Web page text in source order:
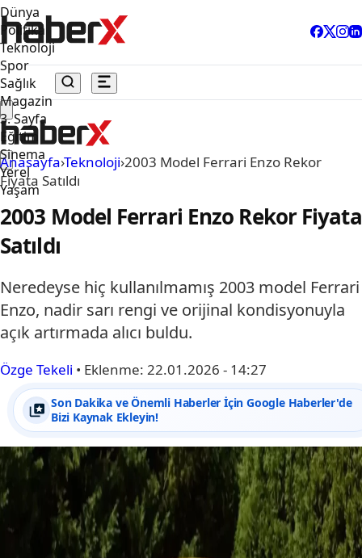
Dünya
Politika
Teknoloji
Spor
Sağlık
Magazin
3. Sayfa
Eğitim
Sinema
Yerel
Yaşam
Anasayfa›Teknoloji›2003 Model Ferrari Enzo Rekor
Fiyata Satıldı
2003 Model Ferrari Enzo Rekor Fiyata
Satıldı
Neredeyse hiç kullanılmamış 2003 model Ferrari
Enzo, nadir sarı rengi ve orijinal kondisyonuyla
açık artırmada alıcı buldu.
Özge Tekeli • Eklenme: 22.01.2026 - 14:27
Son Dakika ve Önemli Haberler İçin Google Haberler'de
Bizi Kaynak Ekleyin!